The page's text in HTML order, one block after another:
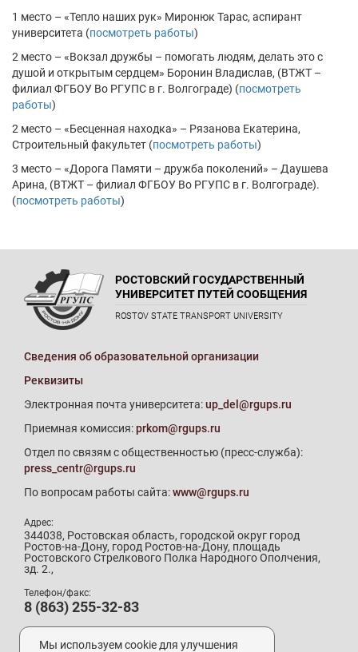
1 место – «Тепло наших рук» Миронюк Тарас, аспирант
университета (посмотреть работы)
2 место – «Вокзал дружбы – помогать людям, делать это с
душой и открытым сердцем» Боронин Владислав, (ВТЖТ –
филиал ФГБОУ Во РГУПС в г. Волгограде) (посмотреть
работы)
2 место – «Бесценная находка» – Рязанова Екатерина,
Строительный факультет (посмотреть работы)
3 место – «Дорога Памяти – дружба поколений» – Даушева
Арина, (ВТЖТ – филиал ФГБОУ Во РГУПС в г. Волгограде).
(посмотреть работы)
РОСТОВСКИЙ ГОСУДАРСТВЕННЫЙ
УНИВЕРСИТЕТ ПУТЕЙ СООБЩЕНИЯ
ROSTOV STATE TRANSPORT UNIVERSITY
Сведения об образовательной организации
Реквизиты
Электронная почта университета:up_del@rgups.ru
Приемная комиссия:prkom@rgups.ru
Отдел по связям с общественностью (пресс-служба):
press_centr@rgups.ru
По вопросам работы сайта:www@rgups.ru
Адрес:
344038, Ростовская область, городской округ город
Ростов-на-Дону, город Ростов-на-Дону, площадь
Ростовского Стрелкового Полка Народного Ополчения,
зд. 2.,
Телефон/факс:
8 (863) 255-32-83
Телефон приемной комиссии:
8 (800) 707-19-29
Мы используем cookie для улучшения